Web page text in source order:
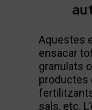
Aquestes
ensacar
granulats
productes
sals, etc.